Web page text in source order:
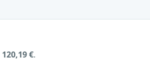
120,19 €.